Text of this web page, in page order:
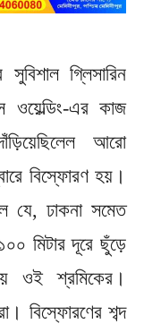
গ্লিসারিন
ওয়েল্ডিং-এর কাজ
আরো
বিস্ফোরণ হয়।
যে, ঢাকনা সমেত
মিটার দূরে ছুঁড়ে
ওই শ্রমিকের।
বিস্ফোরণের শব্দ